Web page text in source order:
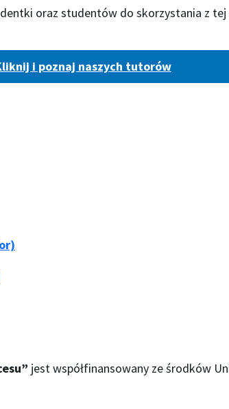
oraz studentów do skorzystania z
i poznaj naszych tutorów
jest współfinansowany ze środków